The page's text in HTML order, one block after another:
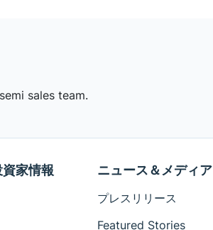
sales team.
家情報 ニュース＆メディア
プレスリリース
Featured Stories